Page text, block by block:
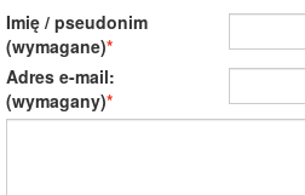
Imię / pseudonim
(wymagane)
Adres e-mail:
(wymagany)